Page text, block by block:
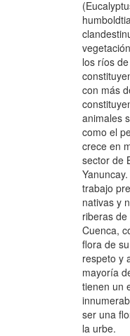
los ríos
con más
animales
como el
crece en
sector de
trabajo
nativas y
riberas
Cuenca,
flora de
respeto y
mayoría
tienen un
ser una
la urbe.